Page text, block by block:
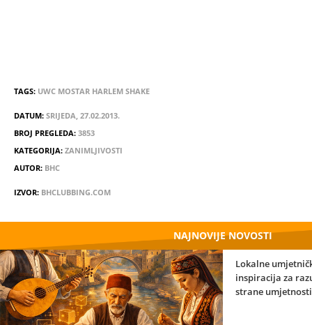
TAGS: UWC MOSTAR HARLEM SHAKE
DATUM: SRIJEDA, 27.02.2013.
BROJ PREGLEDA: 3853
KATEGORIJA: ZANIMLJIVOSTI
AUTOR: BHC
IZVOR: BHCLUBBING.COM
NAJNOVIJE NOVOSTI
Lokalne
inspiracija za
strane umjetnosti